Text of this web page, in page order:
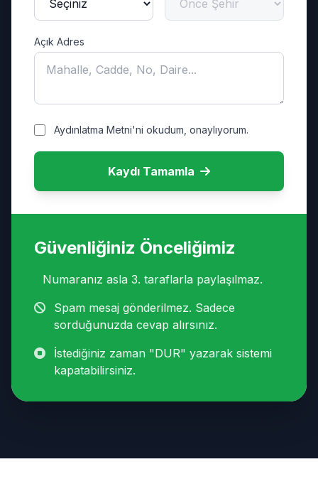
Açık Adres
Aydınlatma Metni'ni okudum, onaylıyorum.
Kaydı Tamamla
Güvenliğiniz Önceliğimiz
Numaranız asla 3. taraflarla paylaşılmaz.
Spam mesaj gönderilmez. Sadece
sorduğunuzda cevap alırsınız.
İstediğiniz zaman "DUR" yazarak sistemi
kapatabilirsiniz.